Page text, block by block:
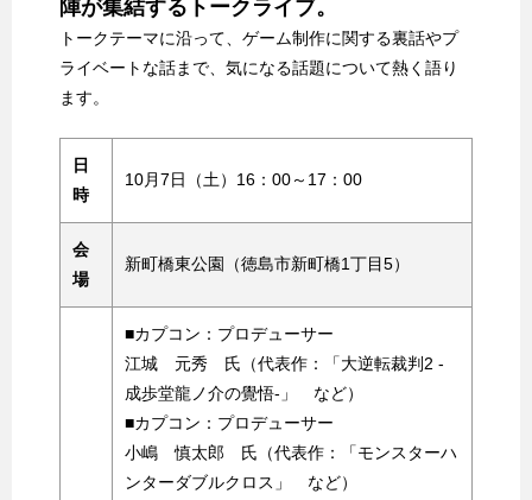
陣が集結するトークライブ。
トークテーマに沿って、ゲーム制作に関する裏話やプ
ライベートな話まで、気になる話題について熱く語り
ます。
日
時
10月7日（土）16：00～17：00
会
場
新町橋東公園（徳島市新町橋1丁目5）
■カプコン：プロデューサー
江城 元秀 氏（代表作：「大逆転裁判2 -
成歩堂龍ノ介の覺悟-」 など）
■カプコン：プロデューサー
小嶋 慎太郎 氏（代表作：「モンスターハ
ンターダブルクロス」 など）